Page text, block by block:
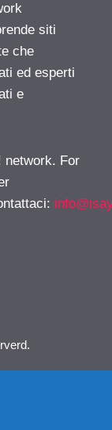
siti
che
ed esperti
e
network. For
: